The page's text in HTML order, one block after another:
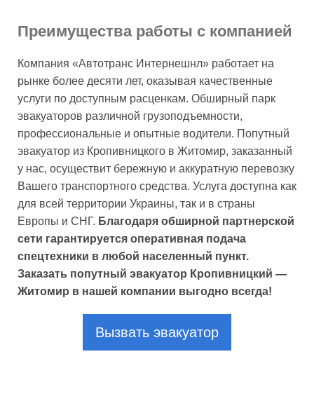
Преимущества работы с компанией
Компания «Автотранс Интернешнл» работает на
рынке более десяти лет, оказывая качественные
услуги по доступным расценкам. Обширный парк
эвакуаторов различной грузоподъемности,
профессиональные и опытные водители. Попутный
эвакуатор из Кропивницкого в Житомир, заказанный
у нас, осуществит бережную и аккуратную перевозку
Вашего транспортного средства. Услуга доступна как
для всей территории Украины, так и в страны
Европы и СНГ. Благодаря обширной партнерской
сети гарантируется оперативная подача
спецтехники в любой населенный пункт.
Заказать попутный эвакуатор Кропивницкий —
Житомир в нашей компании выгодно всегда!
Вызвать эвакуатор